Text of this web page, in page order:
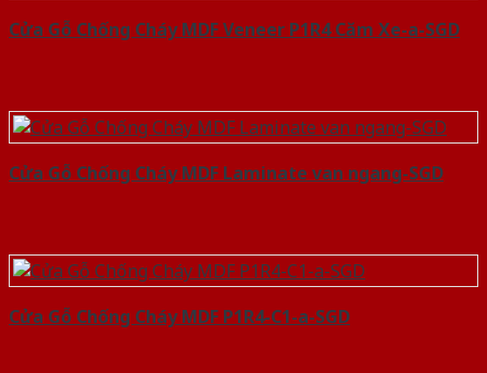
Cửa Gỗ Chống Cháy MDF Veneer P1R4 Căm Xe-a-SGD
Cửa Gỗ Chống Cháy MDF Laminate van ngang-SGD
Cửa Gỗ Chống Cháy MDF P1R4-C1-a-SGD